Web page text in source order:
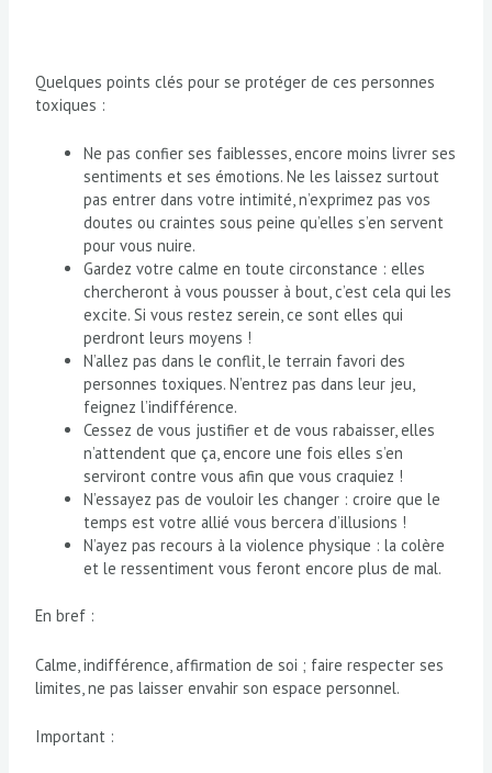
Quelques points clés pour se protéger de ces personnes
toxiques :
Ne pas confier ses faiblesses, encore moins livrer ses
sentiments et ses émotions. Ne les laissez surtout
pas entrer dans votre intimité, n’exprimez pas vos
doutes ou craintes sous peine qu’elles s’en servent
pour vous nuire.
Gardez votre calme en toute circonstance : elles
chercheront à vous pousser à bout, c’est cela qui les
excite. Si vous restez serein, ce sont elles qui
perdront leurs moyens !
N’allez pas dans le conflit, le terrain favori des
personnes toxiques. N’entrez pas dans leur jeu,
feignez l’indifférence.
Cessez de vous justifier et de vous rabaisser, elles
n’attendent que ça, encore une fois elles s’en
serviront contre vous afin que vous craquiez !
N’essayez pas de vouloir les changer : croire que le
temps est votre allié vous bercera d’illusions !
N’ayez pas recours à la violence physique : la colère
et le ressentiment vous feront encore plus de mal.
En bref :
Calme, indifférence, affirmation de soi ; faire respecter ses
limites, ne pas laisser envahir son espace personnel.
Important :